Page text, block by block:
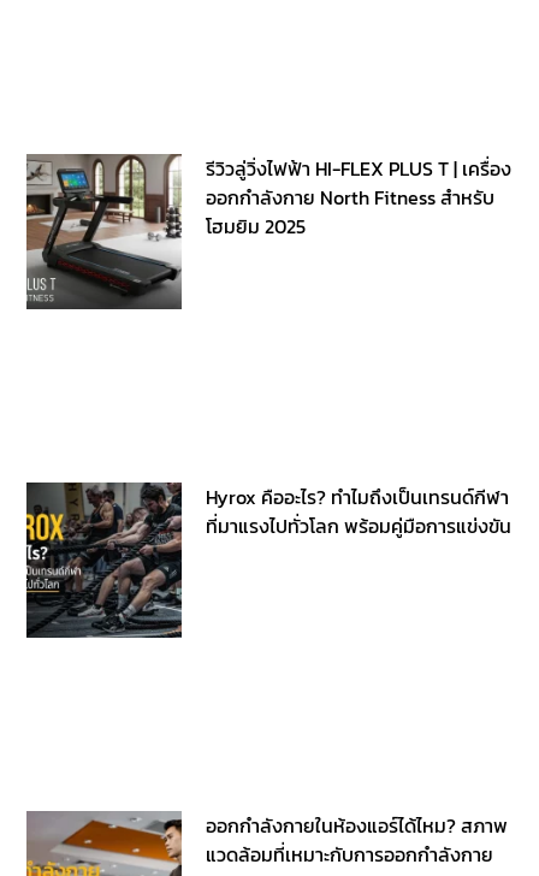
รีวิวลู่วิ่งไฟฟ้า HI-FLEX PLUS T | เครื่อง
ออกกำลังกาย North Fitness สำหรับ
โฮมยิม 2025
Hyrox คืออะไร? ทำไมถึงเป็นเทรนด์กีฬา
ที่มาแรงไปทั่วโลก พร้อมคู่มือการแข่งขัน
ออกกําลังกายในห้องแอร์ได้ไหม? สภาพ
แวดล้อมที่เหมาะกับการออกกำลังกาย